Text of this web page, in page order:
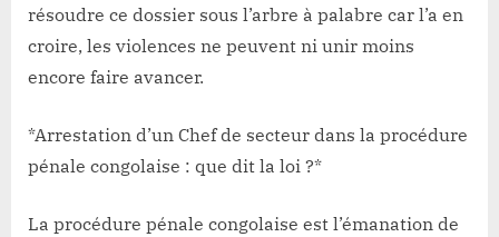
résoudre ce dossier sous l’arbre à palabre car l’a en
croire, les violences ne peuvent ni unir moins
encore faire avancer.
*Arrestation d’un Chef de secteur dans la procédure
pénale congolaise : que dit la loi ?*
La procédure pénale congolaise est l’émanation de